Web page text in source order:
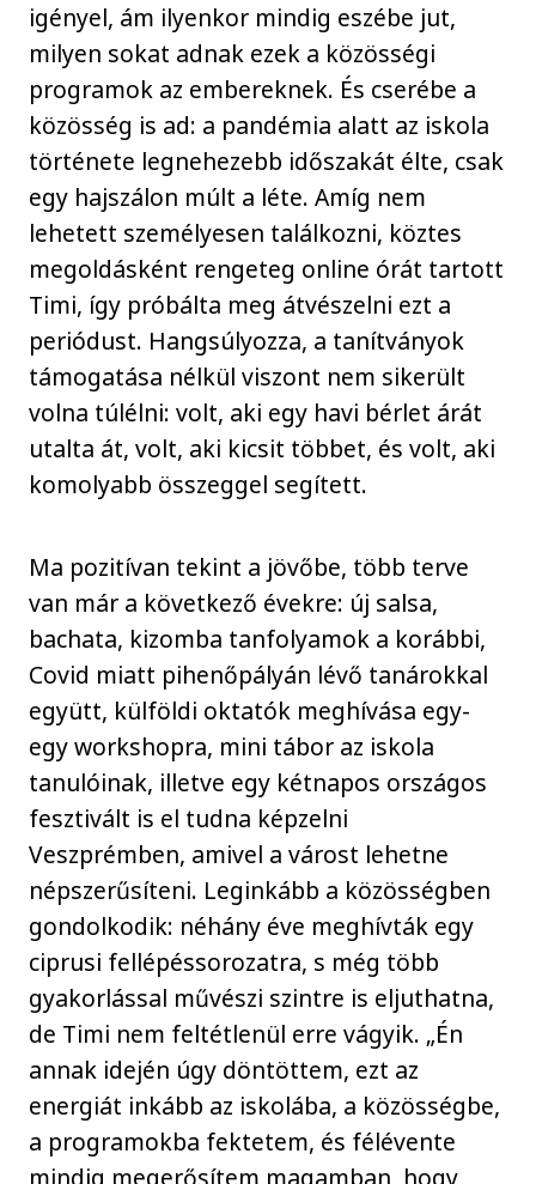
igényel, ám ilyenkor mindig eszébe jut,
milyen sokat adnak ezek a közösségi
programok az embereknek. És cserébe a
közösség is ad: a pandémia alatt az iskola
története legnehezebb időszakát élte, csak
egy hajszálon múlt a léte. Amíg nem
lehetett személyesen találkozni, köztes
megoldásként rengeteg online órát tartott
Timi, így próbálta meg átvészelni ezt a
periódust. Hangsúlyozza, a tanítványok
támogatása nélkül viszont nem sikerült
volna túlélni: volt, aki egy havi bérlet árát
utalta át, volt, aki kicsit többet, és volt, aki
komolyabb összeggel segített.
Ma pozitívan tekint a jövőbe, több terve
van már a következő évekre: új salsa,
bachata, kizomba tanfolyamok a korábbi,
Covid miatt pihenőpályán lévő tanárokkal
együtt, külföldi oktatók meghívása egy-
egy workshopra, mini tábor az iskola
tanulóinak, illetve egy kétnapos országos
fesztivált is el tudna képzelni
Veszprémben, amivel a várost lehetne
népszerűsíteni. Leginkább a közösségben
gondolkodik: néhány éve meghívták egy
ciprusi fellépéssorozatra, s még több
gyakorlással művészi szintre is eljuthatna,
de Timi nem feltétlenül erre vágyik. „Én
annak idején úgy döntöttem, ezt az
energiát inkább az iskolába, a közösségbe,
a programokba fektetem, és félévente
mindig megerősítem magamban, hogy